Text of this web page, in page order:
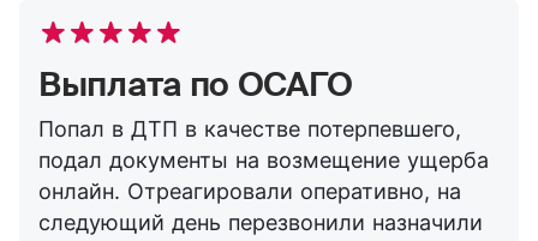
Выплата по ОСАГО
Попал в ДТП в качестве потерпевшего,
подал документы на возмещение ущерба
онлайн. Отреагировали оперативно, на
следующий день перезвонили назначили